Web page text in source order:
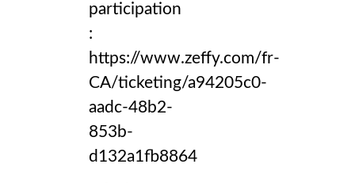
participation
:
https://www.zeffy.com/fr-
CA/ticketing/a94205c0-
aadc-48b2-
853b-
d132a1fb8864